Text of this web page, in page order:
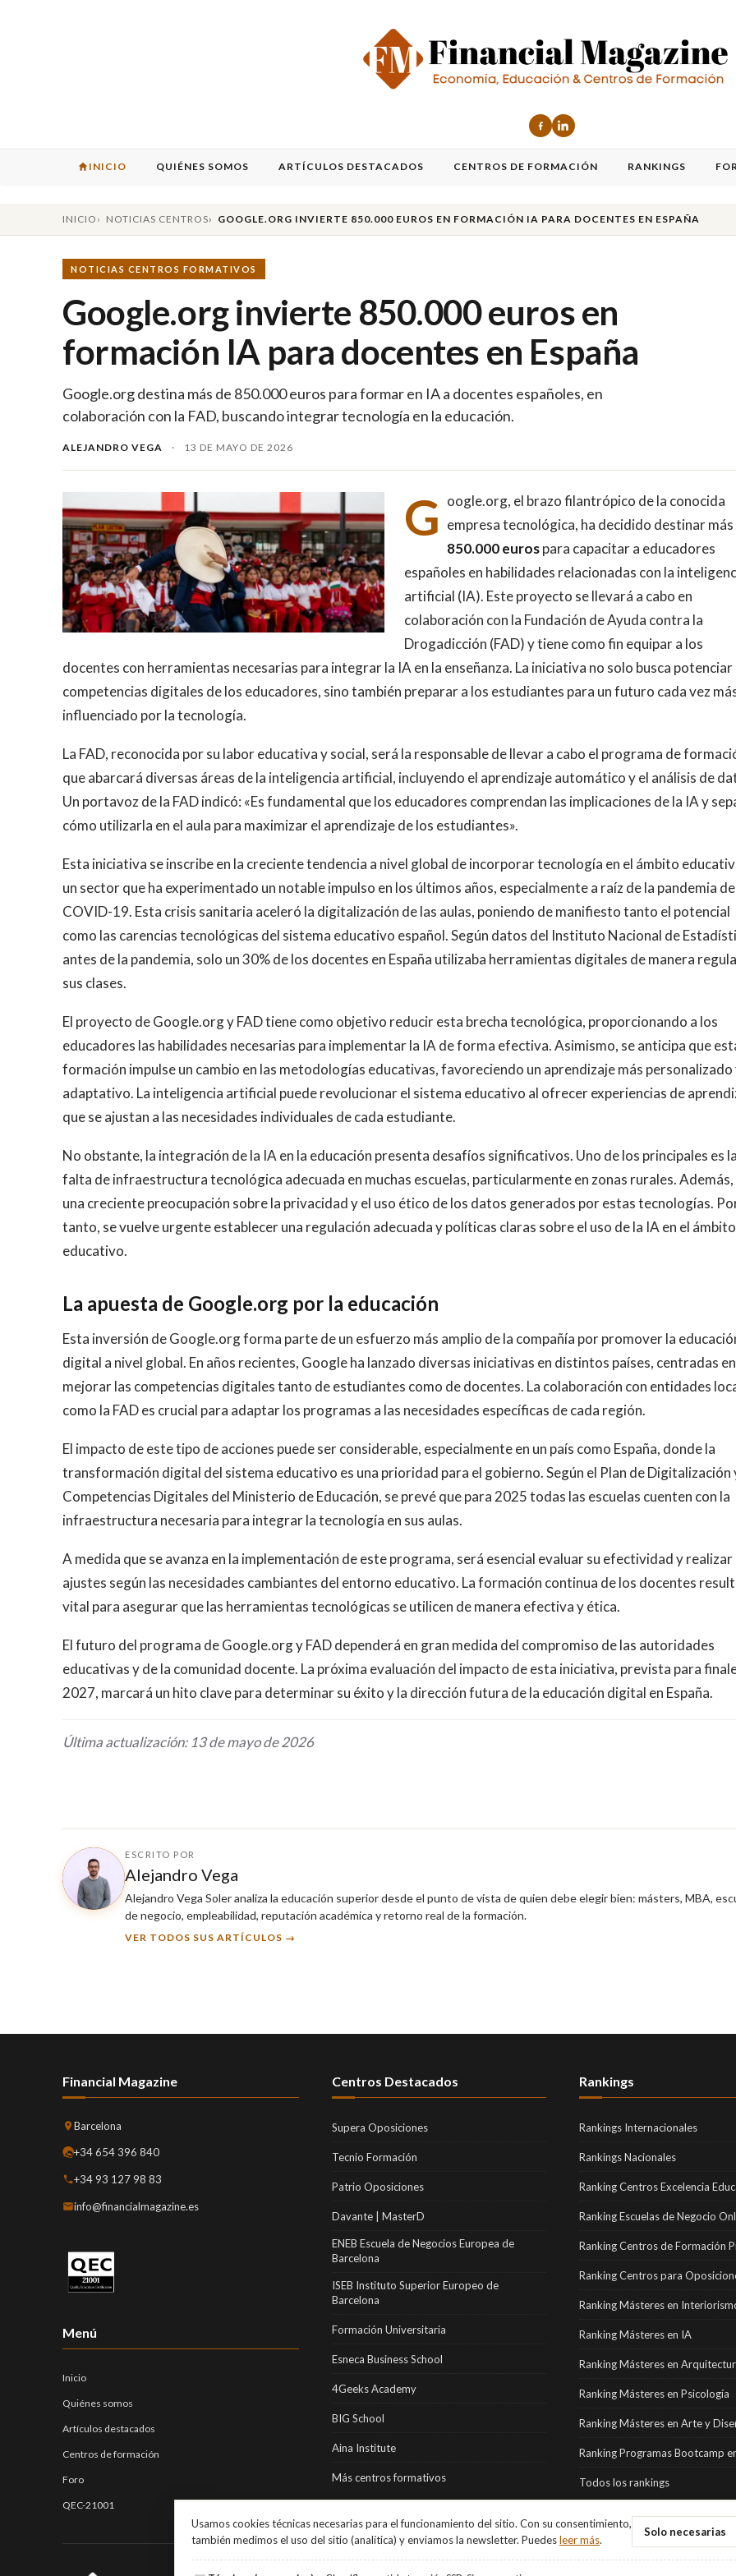
INICIO QUIÉNES SOMOS ARTÍCULOS DESTACADOS CENTROS DE FORMACIÓN RANKINGS
INICIO NOTICIAS CENTROS GOOGLE.ORG INVIERTE 850.000 EUROS EN FORMACIÓN IA PARA DOCENTES EN ESPAÑA
NOTICIAS CENTROS FORMATIVOS
Google.org invierte 850.000 euros en
formación IA para docentes en España
Google.org destina más de 850.000 euros para formar en IA a docentes españoles, en
colaboración con la FAD, buscando integrar tecnología en la educación.
ALEJANDRO VEGA · 13 DE MAYO DE 2026
G oogle.org, el brazo filantrópico de la conocida
empresa tecnológica, ha decidido destinar más
850.000 eurospara capacitar a educadores
españoles en habilidades relacionadas con la
artificial (IA). Este proyecto se llevará a cabo en
colaboración con la Fundación de Ayuda contra la
Drogadicción (FAD) y tiene como fin equipar a los
docentes con herramientas necesarias para integrar la IA en la enseñanza. La iniciativa no solo busca potenciar
competencias digitales de los educadores, sino también preparar a los estudiantes para un futuro cada vez
influenciado por la tecnología.
La FAD, reconocida por su labor educativa y social, será la responsable de llevar a cabo el programa de
que abarcará diversas áreas de la inteligencia artificial, incluyendo el aprendizaje automático y el análisis de
Un portavoz de la FAD indicó: «Es fundamental que los educadores comprendan las implicaciones de la IA y
cómo utilizarla en el aula para maximizar el aprendizaje de los estudiantes».
Esta iniciativa se inscribe en la creciente tendencia a nivel global de incorporar tecnología en el ámbito
un sector que ha experimentado un notable impulso en los últimos años, especialmente a raíz de la pandemia de
COVID-19. Esta crisis sanitaria aceleró la digitalización de las aulas, poniendo de manifiesto tanto el potencial
como las carencias tecnológicas del sistema educativo español. Según datos del Instituto Nacional de
antes de la pandemia, solo un 30% de los docentes en España utilizaba herramientas digitales de manera
sus clases.
El proyecto de Google.org y FAD tiene como objetivo reducir esta brecha tecnológica, proporcionando a los
educadores las habilidades necesarias para implementar la IA de forma efectiva. Asimismo, se anticipa que
formación impulse un cambio en las metodologías educativas, favoreciendo un aprendizaje más personalizado
adaptativo. La inteligencia artificial puede revolucionar el sistema educativo al ofrecer experiencias de
que se ajustan a las necesidades individuales de cada estudiante.
No obstante, la integración de la IA en la educación presenta desafíos significativos. Uno de los principales es la
falta de infraestructura tecnológica adecuada en muchas escuelas, particularmente en zonas rurales. Además,
una creciente preocupación sobre la privacidad y el uso ético de los datos generados por estas tecnologías.
tanto, se vuelve urgente establecer una regulación adecuada y políticas claras sobre el uso de la IA en el ámbito
educativo.
La apuesta de Google.org por la educación
Esta inversión de Google.org forma parte de un esfuerzo más amplio de la compañía por promover la
digital a nivel global. En años recientes, Google ha lanzado diversas iniciativas en distintos países, centradas en
mejorar las competencias digitales tanto de estudiantes como de docentes. La colaboración con entidades
como la FAD es crucial para adaptar los programas a las necesidades específicas de cada región.
El impacto de este tipo de acciones puede ser considerable, especialmente en un país como España, donde la
transformación digital del sistema educativo es una prioridad para el gobierno. Según el Plan de Digitalización
Competencias Digitales del Ministerio de Educación, se prevé que para 2025 todas las escuelas cuenten con la
infraestructura necesaria para integrar la tecnología en sus aulas.
A medida que se avanza en la implementación de este programa, será esencial evaluar su efectividad y realizar
ajustes según las necesidades cambiantes del entorno educativo. La formación continua de los docentes
vital para asegurar que las herramientas tecnológicas se utilicen de manera efectiva y ética.
El futuro del programa de Google.org y FAD dependerá en gran medida del compromiso de las autoridades
educativas y de la comunidad docente. La próxima evaluación del impacto de esta iniciativa, prevista para
2027, marcará un hito clave para determinar su éxito y la dirección futura de la educación digital en España.
Última actualización: 13 de mayo de 2026
ESCRITO POR
Alejandro Vega
Alejandro Vega Soler analiza la educación superior desde el punto de vista de quien debe elegir bien: másters, MBA,
de negocio, empleabilidad, reputación académica y retorno real de la formación.
VER TODOS SUS ARTÍCULOS →
Financial Magazine
Barcelona
+34 654 396 840
+34 93 127 98 83
info@financialmagazine.es
Menú
Inicio
Quiénes somos
Artículos destacados
Centros de formación
Foro
QEC-21001
Centros Destacados
Supera Oposiciones
Tecnio Formación
Patrio Oposiciones
Davante | MasterD
ENEB Escuela de Negocios Europea de
Barcelona
ISEB Instituto Superior Europeo de
Barcelona
Formación Universitaria
Esneca Business School
4Geeks Academy
BIG School
Aina Institute
Más centros formativos
Rankings
Rankings Internacionales
Rankings Nacionales
Ranking Centros Excelencia
Ranking Escuelas de Negocio
Ranking Centros de Formación
Ranking Centros para
Ranking Másteres en
Ranking Másteres en IA
Ranking Másteres en
Ranking Másteres en Psicología
Ranking Másteres en Arte y
Ranking Programas Bootcamp
Todos los rankings
Usamos cookies técnicas necesarias para el funcionamiento del sitio. Con su consentimiento,
también medimos el uso del sitio (analítica) y enviamos la newsletter. Puedesleer más.
Solo necesarias